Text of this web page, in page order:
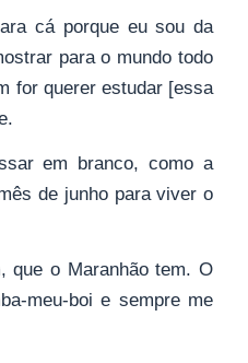
cá porque eu sou da
para o mundo todo
for querer estudar [essa
em branco, como a
de junho para viver o
que o Maranhão tem. O
meu-boi e sempre me